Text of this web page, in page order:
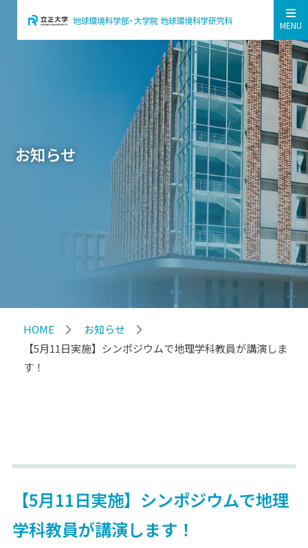
MENU
お知らせ
HOME
お知らせ
【5月11日実施】シンポジウムで地理学科教員が講演しま
す！
【5月11日実施】シンポジウムで地理
学科教員が講演します！